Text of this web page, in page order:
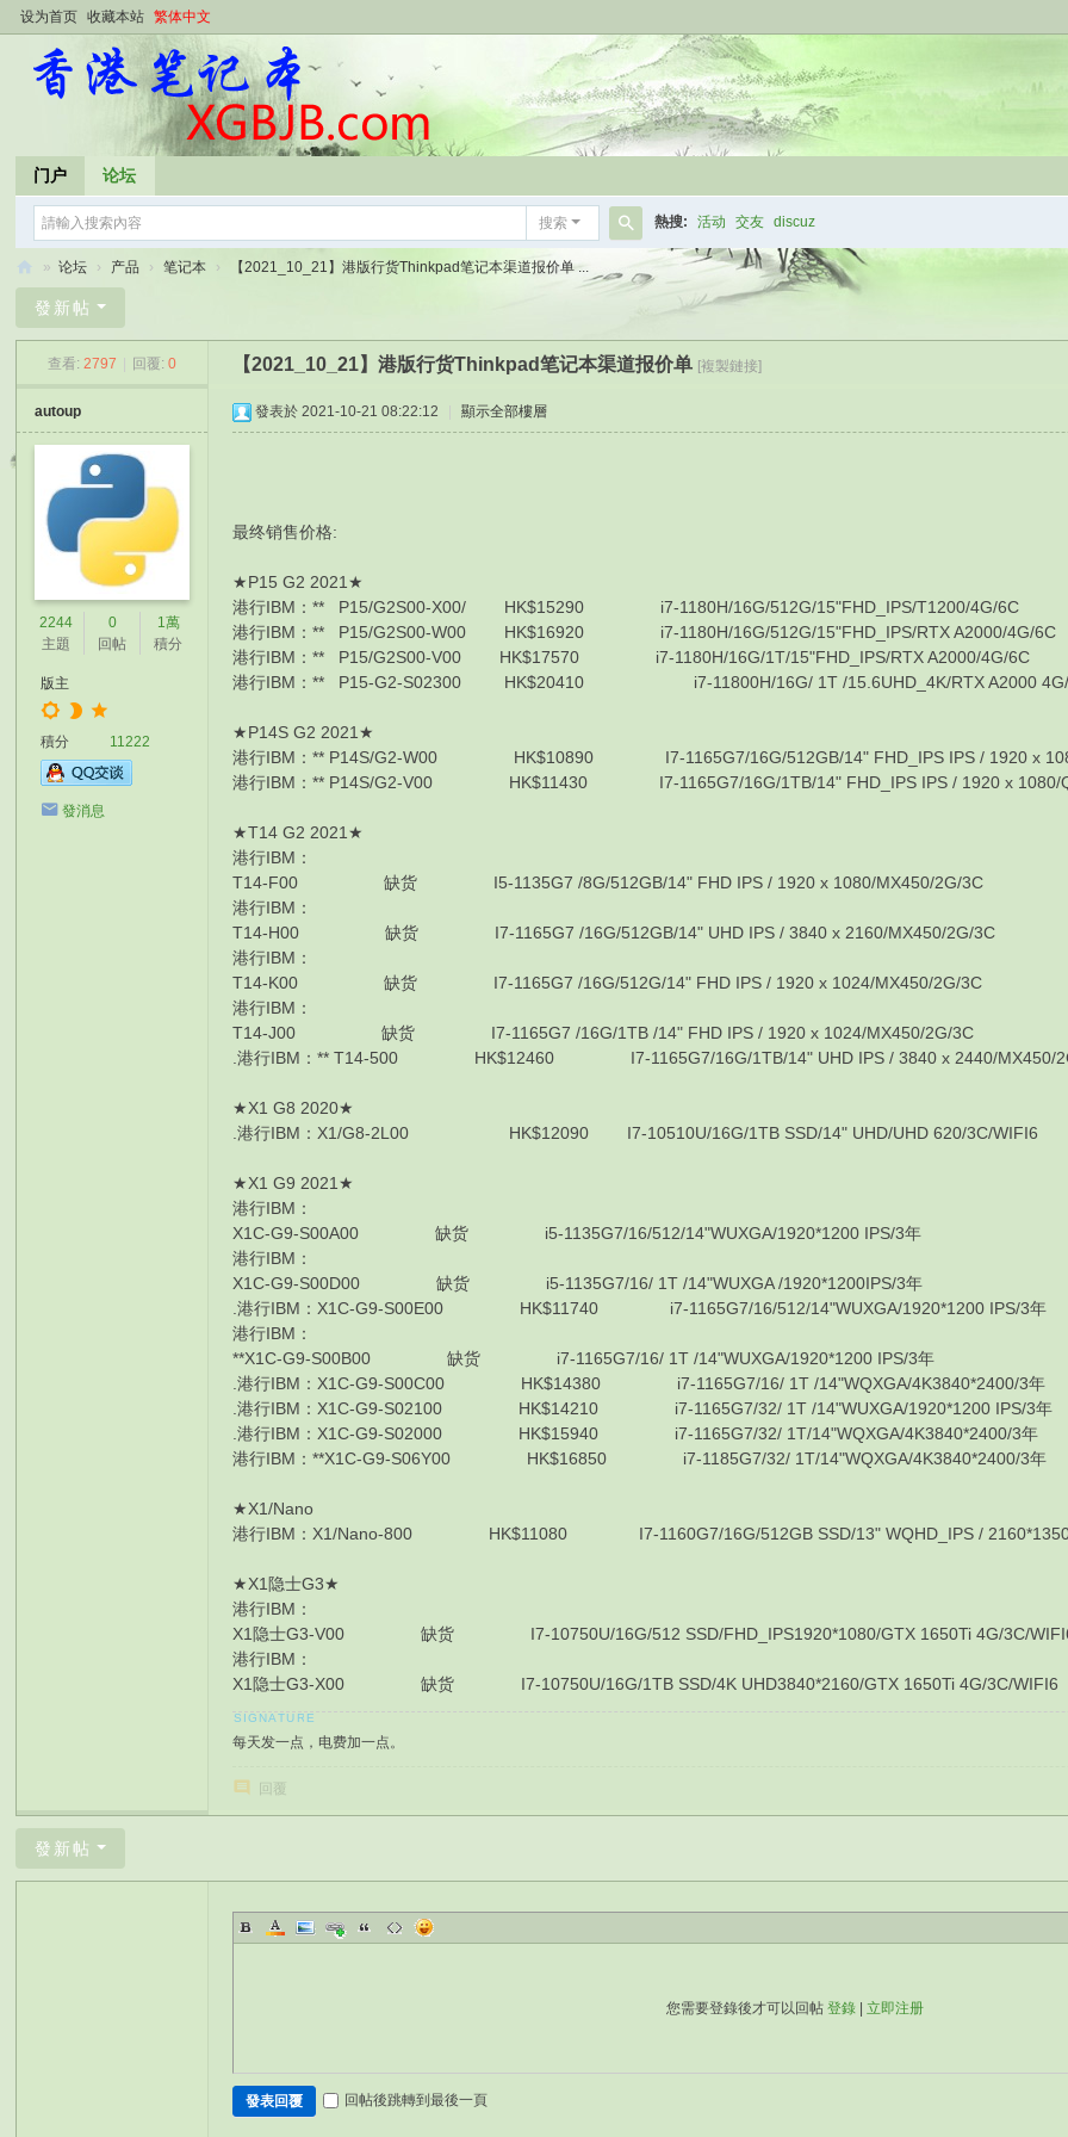
设为首页 收藏本站 繁体中文
门户 论坛
搜索
搜
索
熱搜: 活动 交友 discuz
港
记
» 论坛 › 产品 › 笔记本 › 【2021_10_21】港版行货Thinkpad笔记本渠道报价单 ...
發新帖
查看: 2797 回覆: 0 【2021_10_21】港版行货Thinkpad笔记本渠道报价单 [複製鏈接]
autoup
2244
主題
0
回帖
1萬
積分
版主
積分 11222
發消息
發表於 2021-10-21 08:22:12 顯示全部樓層
最终销售价格:
★P15 G2 2021★
港行IBM：** P15/G2S00-X00/ HK$15290 i7-1180H/16G/512G/15"FHD_IPS/T1200/4G/6C
港行IBM：** P15/G2S00-W00 HK$16920 i7-1180H/16G/512G/15"FHD_IPS/RTX A2000/4G/6C
港行IBM：** P15/G2S00-V00 HK$17570 i7-1180H/16G/1T/15"FHD_IPS/RTX A2000/4G/6C
港行IBM：** P15-G2-S02300 HK$20410 i7-11800H/16G/ 1T /15.6UHD_4K/RTX A2000 4G/
★P14S G2 2021★
港行IBM：** P14S/G2-W00 HK$10890 I7-1165G7/16G/512GB/14" FHD_IPS IPS / 1920 x
港行IBM：** P14S/G2-V00 HK$11430 I7-1165G7/16G/1TB/14" FHD_IPS IPS / 1920 x 1080/
★T14 G2 2021★
港行IBM：
T14-F00 缺货 I5-1135G7 /8G/512GB/14" FHD IPS / 1920 x 1080/MX450/2G/3C
港行IBM：
T14-H00 缺货 I7-1165G7 /16G/512GB/14" UHD IPS / 3840 x 2160/MX450/2G/3C
港行IBM：
T14-K00 缺货 I7-1165G7 /16G/512G/14" FHD IPS / 1920 x 1024/MX450/2G/3C
港行IBM：
T14-J00 缺货 I7-1165G7 /16G/1TB /14" FHD IPS / 1920 x 1024/MX450/2G/3C
.港行IBM：** T14-500 HK$12460 I7-1165G7/16G/1TB/14" UHD IPS / 3840 x 2440/MX450/
★X1 G8 2020★
.港行IBM：X1/G8-2L00 HK$12090 I7-10510U/16G/1TB SSD/14" UHD/UHD 620/3C/WIFI6
★X1 G9 2021★
港行IBM：
X1C-G9-S00A00 缺货 i5-1135G7/16/512/14"WUXGA/1920*1200 IPS/3年
港行IBM：
X1C-G9-S00D00 缺货 i5-1135G7/16/ 1T /14"WUXGA /1920*1200IPS/3年
.港行IBM：X1C-G9-S00E00 HK$11740 i7-1165G7/16/512/14"WUXGA/1920*1200 IPS/3年
港行IBM：
**X1C-G9-S00B00 缺货 i7-1165G7/16/ 1T /14"WUXGA/1920*1200 IPS/3年
.港行IBM：X1C-G9-S00C00 HK$14380 i7-1165G7/16/ 1T /14"WQXGA/4K3840*2400/3年
.港行IBM：X1C-G9-S02100 HK$14210 i7-1165G7/32/ 1T /14"WUXGA/1920*1200 IPS/3年
.港行IBM：X1C-G9-S02000 HK$15940 i7-1165G7/32/ 1T/14"WQXGA/4K3840*2400/3年
港行IBM：**X1C-G9-S06Y00 HK$16850 i7-1185G7/32/ 1T/14"WQXGA/4K3840*2400/3年
★X1/Nano
港行IBM：X1/Nano-800 HK$11080 I7-1160G7/16G/512GB SSD/13" WQHD_IPS / 2160*1350/
★X1隐士G3★
港行IBM：
X1隐士G3-V00 缺货 I7-10750U/16G/512 SSD/FHD_IPS1920*1080/GTX 1650Ti 4G/3C/
港行IBM：
X1隐士G3-X00 缺货 I7-10750U/16G/1TB SSD/4K UHD3840*2160/GTX 1650Ti 4G/3C/WIFI6
每天发一点，电费加一点。
回覆
發新帖
您需要登錄後才可以回帖登錄 立即注册
發表回覆 回帖後跳轉到最後一頁